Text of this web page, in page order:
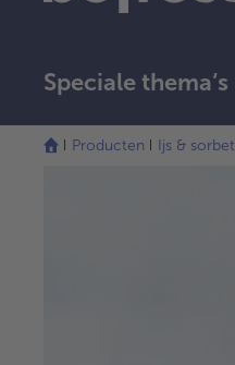
Speciale thema‘s
Producten Ijs & sorbet